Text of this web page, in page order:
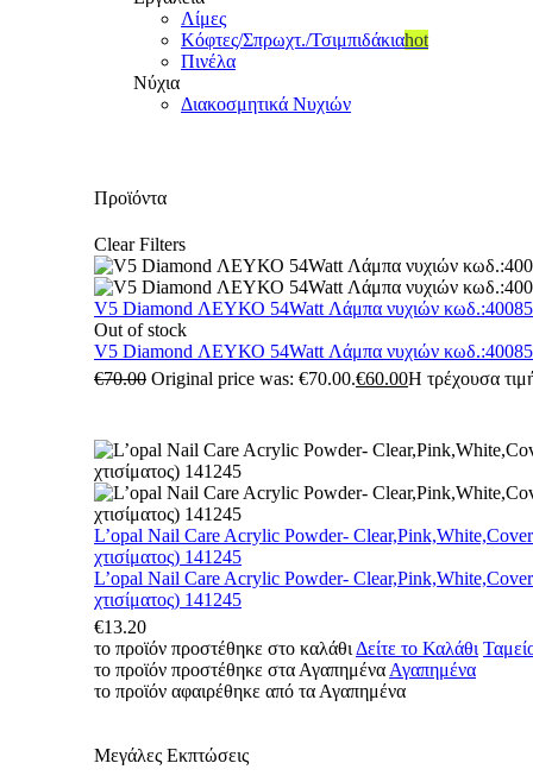
Λίμες
Κόφτες/Σπρωχτ./Τσιμπιδάκιαhot
Πινέλα
Νύχια
Διακοσμητικά Νυχιών
Προϊόντα
Clear Filters
V5 Diamond ΛΕΥΚΟ 54Watt Λάμπα νυχιών
Out of stock
V5 Diamond ΛΕΥΚΟ 54Watt Λάμπα νυχιών
€70.00 Original price was: €70.00.€60.00Η τρέχουσα
L’opal Nail Care Acrylic Powder-
χτισίματος) 141245
L’opal Nail Care Acrylic Powder-
χτισίματος) 141245
€13.20
το προϊόν προστέθηκε στο καλάθι Δείτε το Καλάθι
το προϊόν προστέθηκε στα Αγαπημένα Αγαπημένα
το προϊόν αφαιρέθηκε από τα Αγαπημένα
Μεγάλες Εκπτώσεις